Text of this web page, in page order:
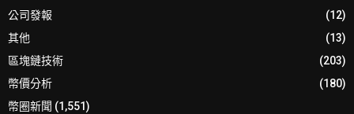
公司發報
(12)
其他
(13)
區塊鏈技術
(203)
幣價分析
(180)
幣圈新聞 (1,551)